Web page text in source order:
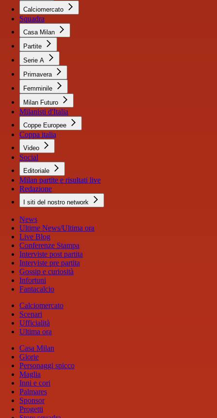
Calciomercato
Squadra
Casa Milan
Partite
Serie A
Primavera
Femminile
Milan Futuro
Milanisti d'Italia
Coppe Europee
Coppa italia
Video
Social
Editoriale
Milan partite e risultati live
Redazione
I siti del nostro network
News
Ultime News/Ultima ora
Live Blog
Conferenze Stampa
Interviste post partita
Interviste pre partita
Gossip e curiosità
Infortuni
Fantacalcio
Calciomercato
Scenari
Ufficialità
Ultima ora
Casa Milan
Glorie
Personaggi spicco
Maglia
Inni e cori
Palmares
Sponsor
Progetti